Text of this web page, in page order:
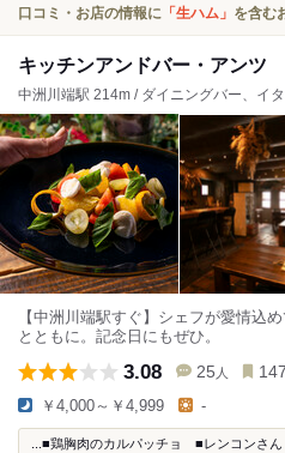
口コミ・お店の情報に 「生ハム」 を含む
キッチンアンドバー・アンツ
中洲川端駅 214m / ダイニングバー、イ
【中洲川端駅すぐ】シェフが愛情込
とともに。記念日にもぜひ。
3.08 25 人
￥4,000～￥4,999 -
...■鶏胸肉のカルパッチョ ■レンコン